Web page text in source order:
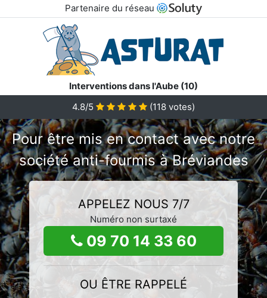
Partenaire du réseau
Interventions dans l'Aube (10)
4.8/5
(118 votes)
Pour être mis en contact avec notre
société anti-fourmis à Bréviandes
APPELEZ NOUS 7/7
Numéro non surtaxé
09 70 14 33 60
OU ÊTRE RAPPELÉ